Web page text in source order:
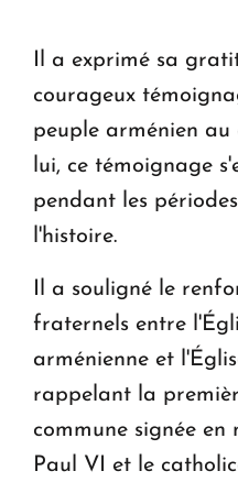
Il a exprimé sa
courageux
peuple arménien au
lui, ce témoignage
pendant les
l'histoire.
Il a souligné le
fraternels entre
arménienne et
rappelant la
commune signée
Paul VI et le